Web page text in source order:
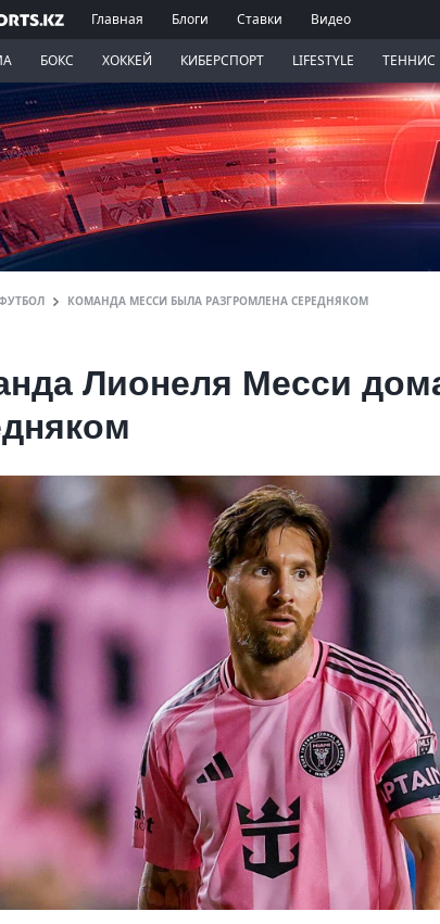
Главная Блоги Ставки Видео
БОКС ХОККЕЙ КИБЕРСПОРТ LIFESTYLE ТЕННИС
КОМАНДА МЕССИ БЫЛА РАЗГРОМЛЕНА СЕРЕДНЯКОМ
Лионеля Месси